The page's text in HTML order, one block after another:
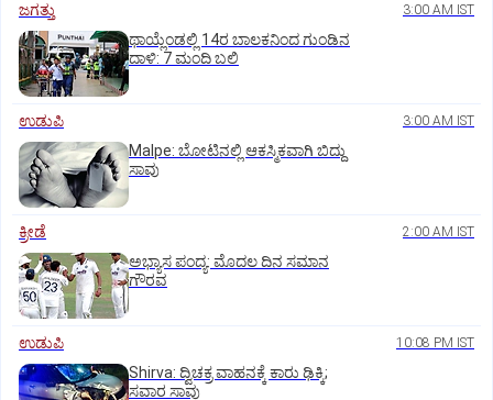
ಜಗತ್ತು 3:00 AM IST
ಥಾಯ್ಲೆಂಡಲ್ಲಿ 14ರ ಬಾಲಕನಿಂದ ಗುಂಡಿನ
ದಾಳಿ: 7 ಮಂದಿ ಬಲಿ
ಉಡುಪಿ 3:00 AM IST
Malpe: ಬೋಟಿನಲ್ಲಿ ಆಕಸ್ಮಿಕವಾಗಿ ಬಿದ್ದು
ಸಾವು
ಕ್ರೀಡೆ 2:00 AM IST
ಅಭ್ಯಾಸ ಪಂದ್ಯ: ಮೊದಲ ದಿನ ಸಮಾನ
ಗೌರವ
ಉಡುಪಿ 10:08 PM IST
Shirva: ದ್ವಿಚಕ್ರ ವಾಹನಕ್ಕೆ ಕಾರು ಢಿಕ್ಕಿ;
ಸವಾರ ಸಾವು